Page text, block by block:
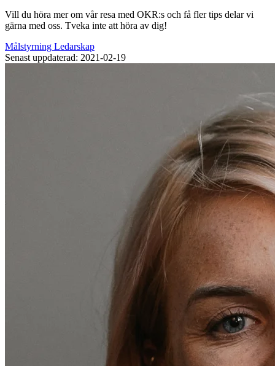
Vill du höra mer om vår resa med OKR:s och få fler tips delar vi
gärna med oss. Tveka inte att höra av dig!
Målstyrning Ledarskap
Senast uppdaterad: 2021-02-19